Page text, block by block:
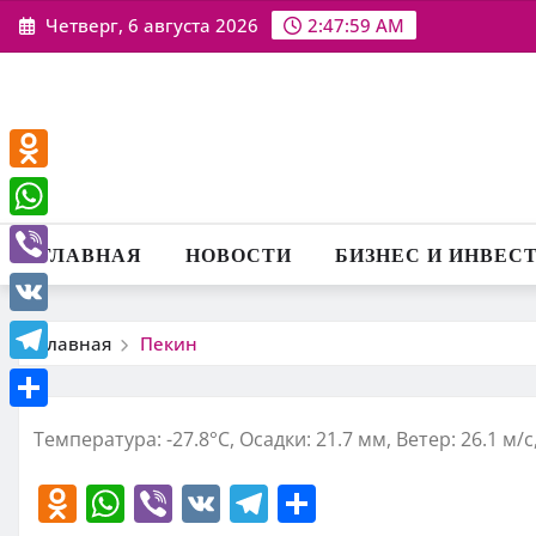
Перейти
к
Четверг, 6 августа 2026 2:47:59 AM
ГЛАВНАЯ НОВОСТИ БИЗНЕС И
Главная Пекин
Температура: -27.8°C, Осадки: 21.7 мм, Ветер: 26.1 м/
O W Vi V T
Odnoklassniki
WhatsApp
Viber
VK
Telegram
Отправить